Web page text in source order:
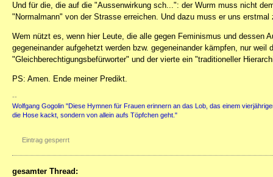
Und für die, die auf die "Aussenwirkung sch...": der Wurm muss nicht
"Normalmann" von der Strasse erreichen. Und dazu muss er uns
Wem nützt es, wenn hier Leute, die alle gegen Feminismus und dessen
gegeneinander aufgehetzt werden bzw. gegeneinander kämpfen, nur
"Gleichberechtigungsbefürworter" und der vierte ein "traditioneller
PS: Amen. Ende meiner Predikt.
--
Wolfgang Gogolin "Diese Hymnen für Frauen erinnern an das Lob, das einem
die Hose kackt, sondern von allein aufs Töpfchen geht."
Eintrag gesperrt
gesamter Thread: